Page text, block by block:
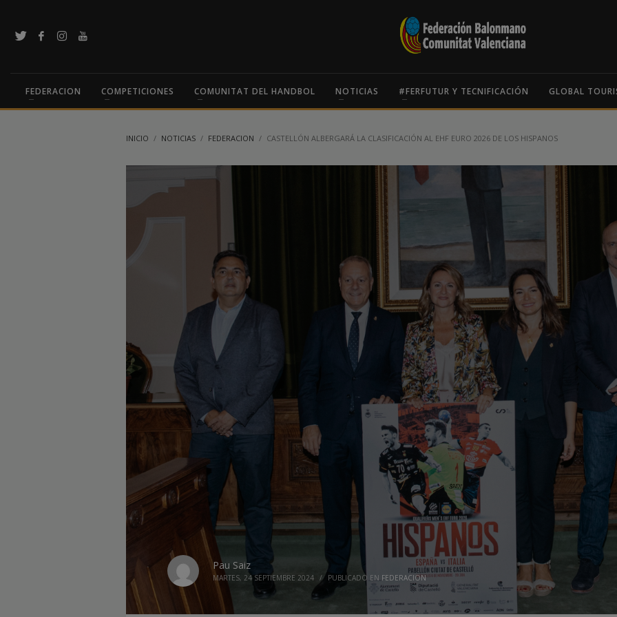
FEDERACION COMPETICIONES COMUNITAT DEL HANDBOL NOTICIAS #FERFUTUR Y TECNIFICACIÓN GLOBAL
INICIO NOTICIAS FEDERACION CASTELLÓN ALBERGARÁ LA CLASIFICACIÓN AL EHF EURO 2026 DE LOS HISPANOS
Pau Saiz
MARTES, 24 SEPTIEMBRE 2024 / PUBLICADO EN FEDERACION